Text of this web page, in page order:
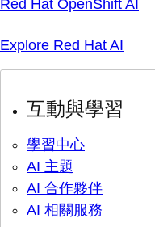
Red Hat OpenShift AI
Explore Red Hat AI
互動與學習
學習中心
AI 主題
AI 合作夥伴
AI 相關服務